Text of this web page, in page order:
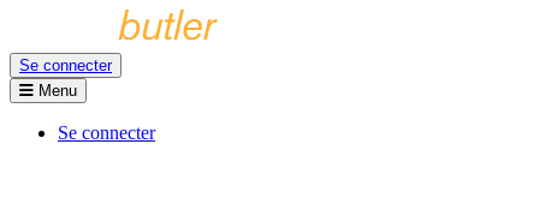
Se connecter
Menu
Se connecter